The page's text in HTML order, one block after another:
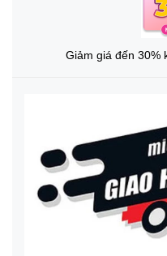
Giảm giá đến 30%